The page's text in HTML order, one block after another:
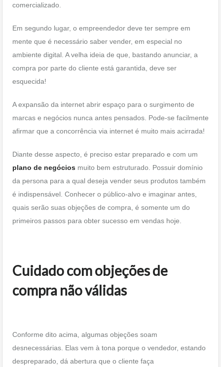
comercializado.
Em segundo lugar, o empreendedor deve ter sempre em
mente que é necessário saber vender, em especial no
ambiente digital. A velha ideia de que, bastando anunciar, a
compra por parte do cliente está garantida, deve ser
esquecida!
A expansão da internet abrir espaço para o surgimento de
marcas e negócios nunca antes pensados. Pode-se facilmente
afirmar que a concorrência via internet é muito mais acirrada!
Diante desse aspecto, é preciso estar preparado e com um
plano de negócios muito bem estruturado. Possuir domínio
da persona para a qual deseja vender seus produtos também
é indispensável. Conhecer o público-alvo e imaginar antes,
quais serão suas objeções de compra, é somente um do
primeiros passos para obter sucesso em vendas hoje.
Cuidado com objeções de
compra não válidas
Conforme dito acima, algumas objeções soam
desnecessárias. Elas vem à tona porque o vendedor, estando
despreparado, dá abertura que o cliente faça